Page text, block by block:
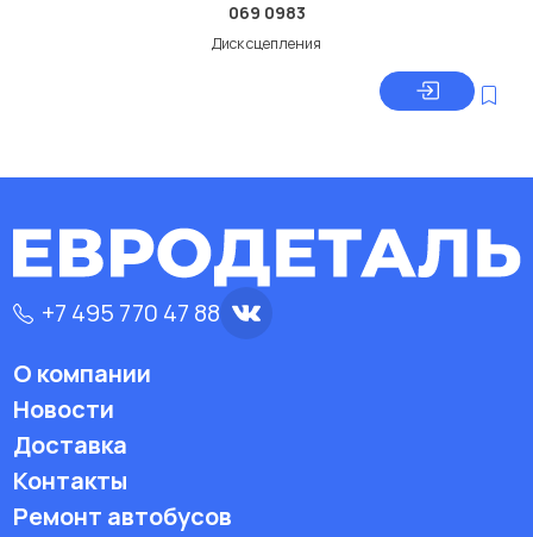
069 0983
Диск сцепления
+7 495 770 47 88
О компании
Новости
Доставка
Контакты
Ремонт автобусов